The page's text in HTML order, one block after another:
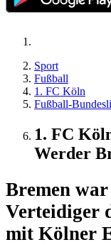
Sport
Fußball
1. FC Köln
Fußball-
1. FC
Werder
Bremen
Verteidiger
mit Kölner